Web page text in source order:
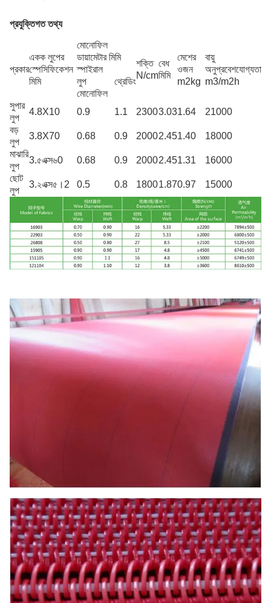
প্রযুক্তিগত তথ্য
প্রকার
একক লুপের
স্পেসিফিকেশন
মিমি
মোনোফিল
ডায়ামেটার মিমি
শক্তি
N/cm
বেধ
মিমি
মেশের
ওজন
m2kg
বায়ু
অনুপ্রবেশযোগ্যতা
m3/m2h
স্পাইরাল
লুপ
মোনোফিল
থ্রেডিং
সুপার
লুপ
4.8X10 0.9 1.1 23003.031.64
21000
বড়
লুপ
3.8X70 0.68 0.9 20002.451.40
18000
মাঝারি
লুপ
3.৫এক্স৬0 0.68 0.9 20002.451.31
16000
ছোট
লুপ
3.২এক্স৫।2 0.5 0.8 18001.870.97 15000